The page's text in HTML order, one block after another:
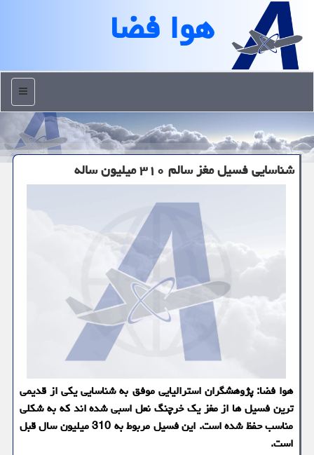
هوا فضا
منو
شناسایی فسیل مغز سالم ۳۱۰ میلیون ساله
هوا فضا: پژوهشگران استرالیایی موفق به شناسایی یکی از قدیمی
ترین فسیل ها از مغز یک خرچنگ نعل اسبی شده اند که به شکلی
مناسب حفظ شده است. این فسیل مربوط به 310 میلیون سال قبل
است.